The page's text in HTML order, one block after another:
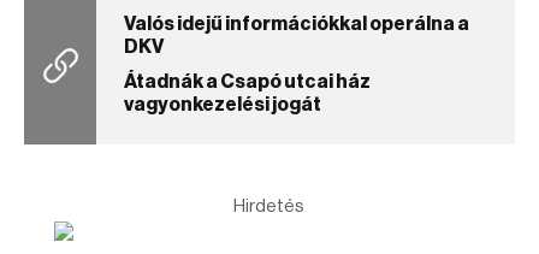
Valós idejű információkkal operálna a
DKV
Átadnák a Csapó utcai ház
vagyonkezelési jogát
Hirdetés